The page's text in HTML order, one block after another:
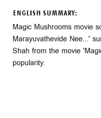
ENGLISH SUMMARY:
Magic Mushrooms movie
Marayuvathevide Nee...'
Shah from the movie
popularity.